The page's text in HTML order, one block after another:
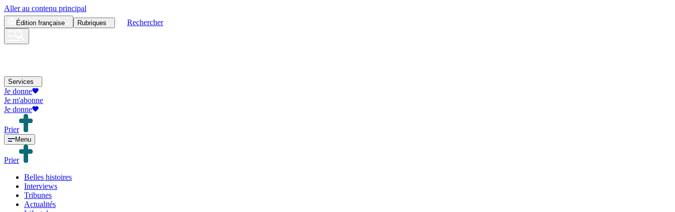
Aller au contenu principal
Édition française Rubriques Rechercher
Services
Je donne
Je m'abonne
Je donne
Prier
Menu
Prier
Belles histoires
Interviews
Tribunes
Actualités